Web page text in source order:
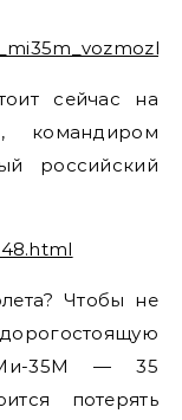
сейчас на
командиром
российский
Чтобы не
Ми-35М — 35
потерять